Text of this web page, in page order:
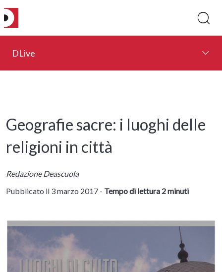
DLive
Geografie sacre: i luoghi delle
religioni in città
Redazione Deascuola
Pubblicato il 3 marzo 2017 - Tempo di lettura 2 minuti